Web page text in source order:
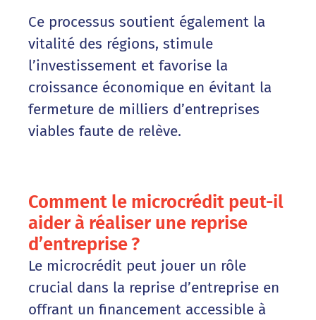
Ce processus soutient également la
vitalité des régions, stimule
l’investissement et favorise la
croissance économique en évitant la
fermeture de milliers d’entreprises
viables faute de relève.
Comment le microcrédit peut-il
aider à réaliser une reprise
d’entreprise ?
Le microcrédit peut jouer un rôle
crucial dans la reprise d’entreprise en
offrant un financement accessible à